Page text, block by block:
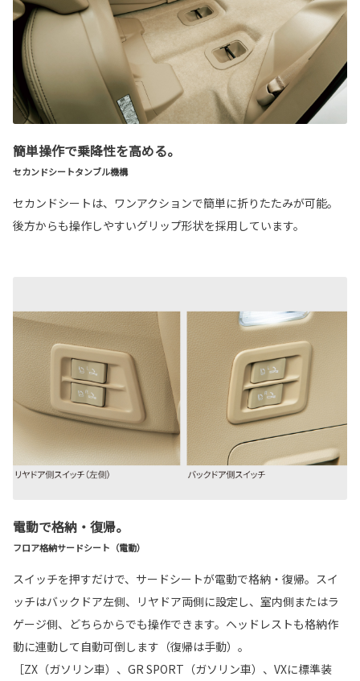
簡単操作で乗降性を高める。
セカンドシートタンブル機構
セカンドシートは、ワンアクションで簡単に折りたたみが可能。
後方からも操作しやすいグリップ形状を採用しています。
電動で格納・復帰。
フロア格納サードシート（電動）
スイッチを押すだけで、サードシートが電動で格納・復帰。スイ
ッチはバックドア左側、リヤドア両側に設定し、室内側またはラ
ゲージ側、どちらからでも操作できます。ヘッドレストも格納作
動に連動して自動可倒します（復帰は手動）。
［ZX（ガソリン車）、GR SPORT（ガソリン車）、VXに標準装